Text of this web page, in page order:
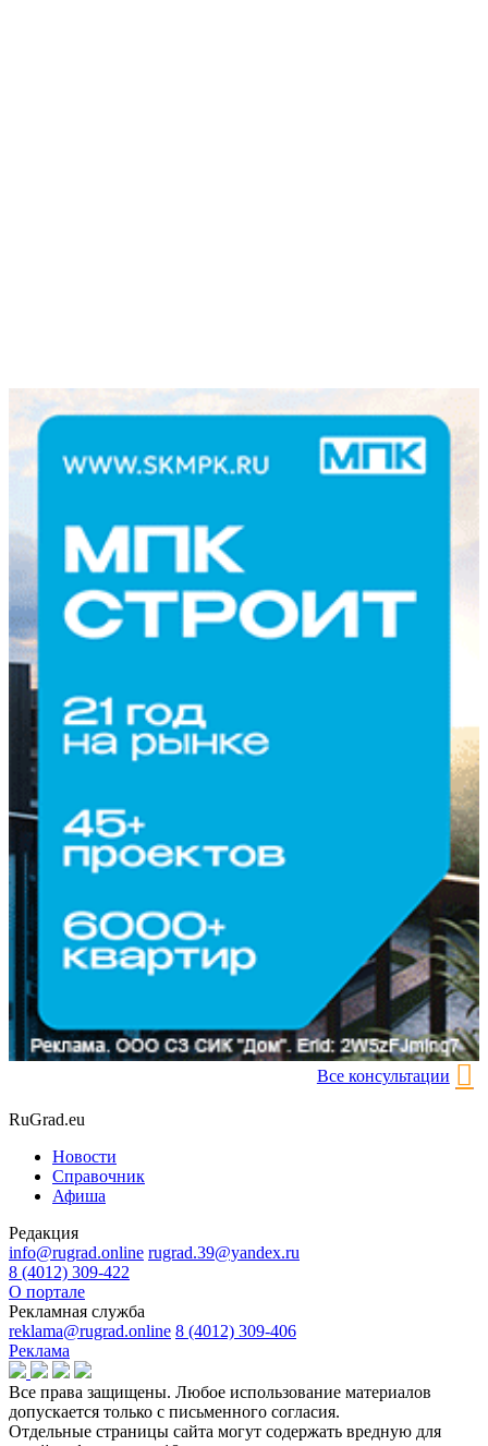
Все консультации
RuGrad.eu
Новости
Справочник
Афиша
Редакция
info@rugrad.online rugrad.39@yandex.ru
8 (4012) 309-422
О портале
Рекламная служба
reklama@rugrad.online 8 (4012) 309-406
Реклама
Все права защищены. Любое использование материалов
допускается только с письменного согласия.
Отдельные страницы сайта могут содержать вредную для